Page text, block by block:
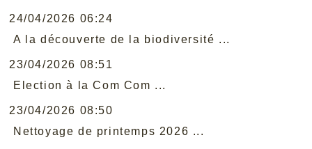
24/04/2026 06:24
A la découverte de la biodiversité ...
23/04/2026 08:51
Election à la Com Com ...
23/04/2026 08:50
Nettoyage de printemps 2026 ...